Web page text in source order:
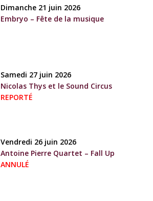
Dimanche 21 juin 2026
Embryo – Fête de la musique
Samedi 27 juin 2026
Nicolas Thys et le Sound Circus
REPORTÉ
Vendredi 26 juin 2026
Antoine Pierre Quartet – Fall Up
ANNULÉ